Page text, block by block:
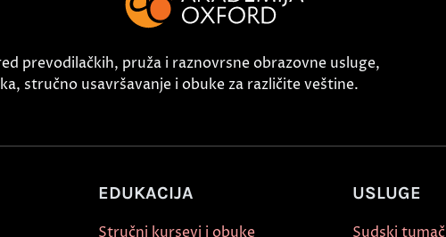
prevodilačkih, pruža i raznovrsne obrazovne usluge,
stručno usavršavanje i obuke za različite veštine.
EDUKACIJA
Stručni kursevi i obuke
USLUGE
Sudski tumač